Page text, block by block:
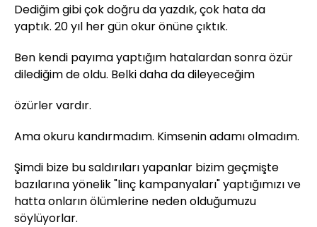
Dediğim gibi çok doğru da yazdık, çok hata da
yaptık. 20 yıl her gün okur önüne çıktık.
Ben kendi payıma yaptığım hatalardan sonra özür
dilediğim de oldu. Belki daha da dileyeceğim
özürler vardır.
Ama okuru kandırmadım. Kimsenin adamı olmadım.
Şimdi bize bu saldırıları yapanlar bizim geçmişte
bazılarına yönelik "linç kampanyaları" yaptığımızı ve
hatta onların ölümlerine neden olduğumuzu
söylüyorlar.